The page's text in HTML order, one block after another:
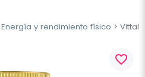
Energía y rendimiento físico
favorite_border